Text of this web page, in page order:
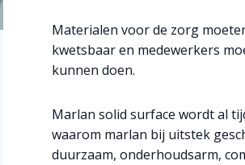
Materialen voor de zorg
kwetsbaar en medewerkers
kunnen doen.
Marlan solid surface wordt al
waarom marlan bij uitstek
duurzaam, onderhoudsarm,